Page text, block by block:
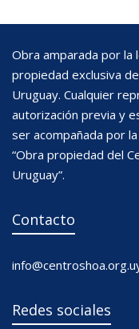
Obra amparada por la
propiedad exclusiva
Uruguay. Cualquier
autorización previa y
ser acompañada por
“Obra propiedad del
Uruguay”.
Contacto
Redes sociales